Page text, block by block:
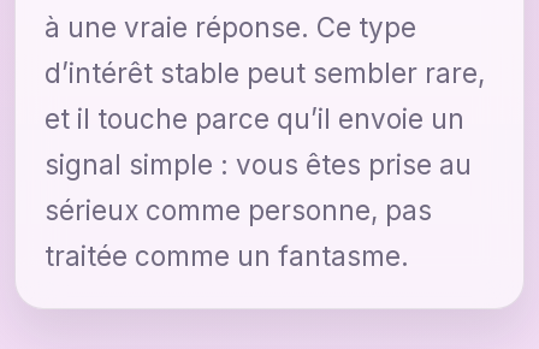
à une vraie réponse. Ce type
d’intérêt stable peut sembler rare,
et il touche parce qu’il envoie un
signal simple : vous êtes prise au
sérieux comme personne, pas
traitée comme un fantasme.